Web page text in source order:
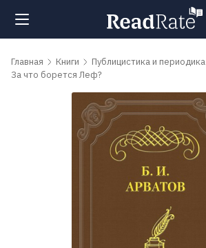
Поиск
Главная Книги
Публицистика и периодика
За что борется Леф?